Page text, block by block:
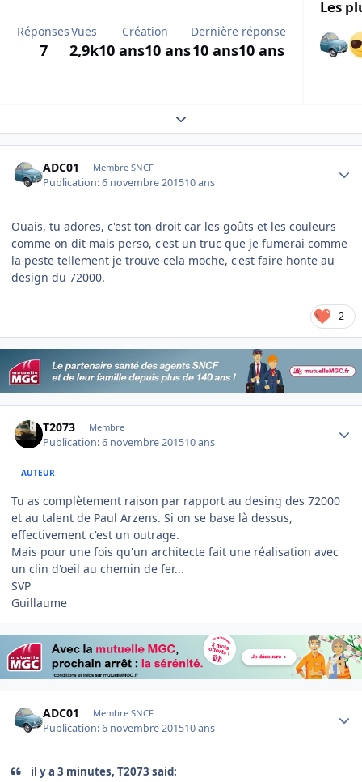
Réponses
7
Vues
2,9k
Création
10 ans10 ans
Dernière réponse
10 ans10 ans
Les
Expand topic overview
ADC01 Membre SNCF
Publication:6 novembre 201510 ans
Ouais, tu adores, c'est ton droit car les goûts et les couleurs
comme on dit mais perso, c'est un truc que je fumerai comme
la peste tellement je trouve cela moche, c'est faire honte au
design du 72000.
2
T2073 Membre
Publication:6 novembre 201510 ans
AUTEUR
Tu as complètement raison par rapport au desing des 72000
et au talent de Paul Arzens. Si on se base là dessus,
effectivement c'est un outrage.
Mais pour une fois qu'un architecte fait une réalisation avec
un clin d'oeil au chemin de fer...
SVP
Guillaume
ADC01 Membre SNCF
Publication:6 novembre 201510 ans
il y a 3 minutes, T2073 said: